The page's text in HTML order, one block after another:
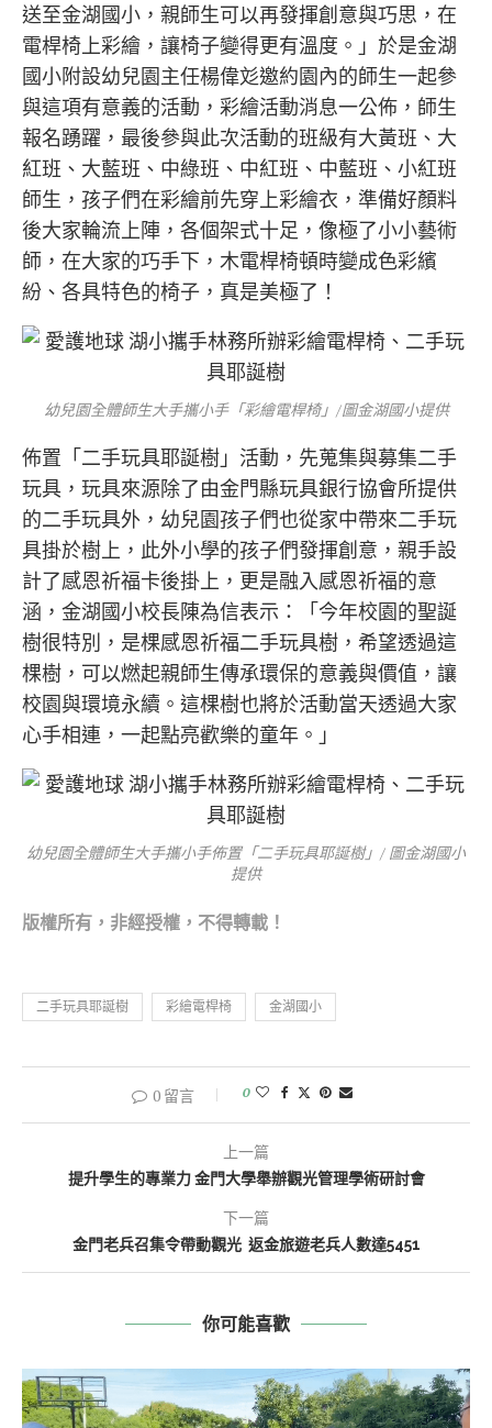
送至金湖國小，親師生可以再發揮創意與巧思，在
電桿椅上彩繪，讓椅子變得更有溫度。」於是金湖
國小附設幼兒園主任楊偉彣邀約園內的師生一起參
與這項有意義的活動，彩繪活動消息一公佈，師生
報名踴躍，最後參與此次活動的班級有大黃班、大
紅班、大藍班、中綠班、中紅班、中藍班、小紅班
師生，孩子們在彩繪前先穿上彩繪衣，準備好顏料
後大家輪流上陣，各個架式十足，像極了小小藝術
師，在大家的巧手下，木電桿椅頓時變成色彩繽
紛、各具特色的椅子，真是美極了！
幼兒園全體師生大手攜小手「彩繪電桿椅」/圖金湖國小提供
佈置「二手玩具耶誕樹」活動，先蒐集與募集二手
玩具，玩具來源除了由金門縣玩具銀行協會所提供
的二手玩具外，幼兒園孩子們也從家中帶來二手玩
具掛於樹上，此外小學的孩子們發揮創意，親手設
計了感恩祈福卡後掛上，更是融入感恩祈福的意
涵，金湖國小校長陳為信表示：「今年校園的聖誕
樹很特別，是棵感恩祈福二手玩具樹，希望透過這
棵樹，可以燃起親師生傳承環保的意義與價值，讓
校園與環境永續。這棵樹也將於活動當天透過大家
心手相連，一起點亮歡樂的童年。」
幼兒園全體師生大手攜小手佈置「二手玩具耶誕樹」/ 圖金湖國小
提供
版權所有，非經授權，不得轉載！
二手玩具耶誕樹 彩繪電桿椅 金湖國小
0 留言 0
上一篇
提升學生的專業力 金門大學舉辦觀光管理學術研討會
下一篇
金門老兵召集令帶動觀光 返金旅遊老兵人數達5451
你可能喜歡